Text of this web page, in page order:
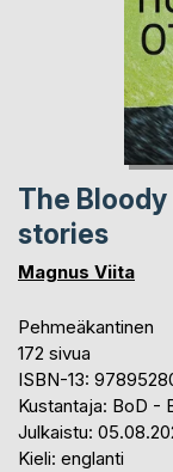
The
stories
Magnus Viita
Pehmeäkantinen
172 sivua
ISBN-13:
Kustantaja: BoD -
Julkaistu:
Kieli: englanti